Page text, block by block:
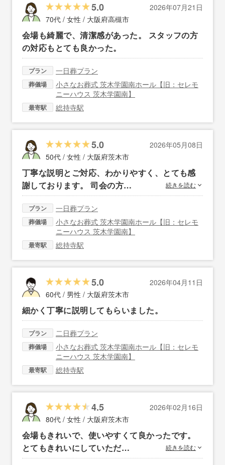
5.0
2026年07月21日
70代 / 女性 / 大阪府高槻市
会場も綺麗で、清潔感があった。 スタッフの方
の対応もとても良かった。
プラン 一日葬プラン
葬儀場
小さなお葬式 茨木学園南ホール【旧：セレモ
ニーハウス 茨木学園南】
最寄駅 総持寺駅
5.0
2026年05月08日
50代 / 女性 / 大阪府茨木市
丁寧な説明とご対応、わかりやすく、とても感
謝しております。 司会の方…
続きを読む
プラン 一日葬プラン
葬儀場
小さなお葬式 茨木学園南ホール【旧：セレモ
ニーハウス 茨木学園南】
最寄駅 総持寺駅
5.0
2026年04月11日
60代 / 男性 / 大阪府茨木市
細かく丁寧に説明してもらいました。
プラン 二日葬プラン
葬儀場
小さなお葬式 茨木学園南ホール【旧：セレモ
ニーハウス 茨木学園南】
最寄駅 総持寺駅
4.5
2026年02月16日
80代 / 女性 / 大阪府茨木市
会場もきれいで、使いやすくて良かったです。
とてもきれいにしていただ…
続きを読む